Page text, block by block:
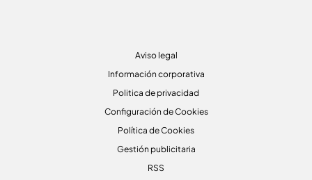
Aviso legal
Información corporativa
Politica de privacidad
Configuración de Cookies
Política de Cookies
Gestión publicitaria
RSS